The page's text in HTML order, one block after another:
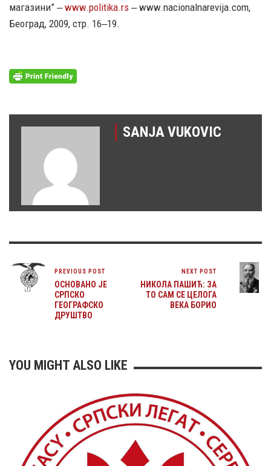
магазини” ‒www.politika.rs ‒ www.nacionalnarevija.com,
Београд, 2009, стр. 16‒19.
SANJA VUKOVIC
PREVIOUS POST
OСНОВАНО ЈЕ
СРПСКО
ГЕОГРАФСКО
ДРУШТВО
NEXT POST
НИКОЛА ПАШИЋ: ЗА
ТО САМ СЕ ЦЕЛОГА
ВЕКА БОРИО
YOU MIGHT ALSO LIKE